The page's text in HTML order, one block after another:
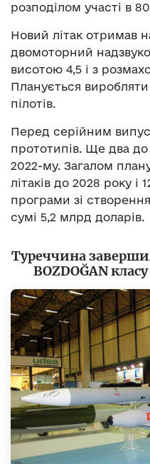
розподілом участі в
Новий літак отримав
двомоторний
висотою 4,5 і з
Планується виробляти
пілотів.
Перед серійним
прототипів. Ще два до
2022-му. Загалом
літаків до 2028 року і
програми зі
сумі 5,2 млрд доларів.
Туреччина
BOZDOĞAN